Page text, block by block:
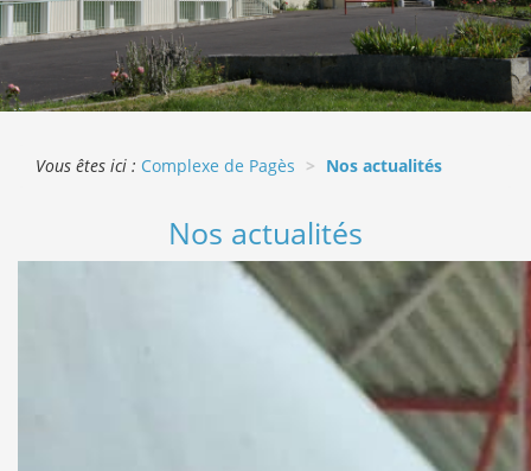
Vous êtes ici : Complexe de Pagès Nos actualités
Nos actualités